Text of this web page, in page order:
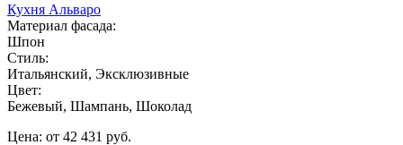
Кухня Альваро
Материал фасада:
Шпон
Стиль:
Итальянский, Эксклюзивные
Цвет:
Бежевый, Шампань, Шоколад
Цена: от 42 431 руб.